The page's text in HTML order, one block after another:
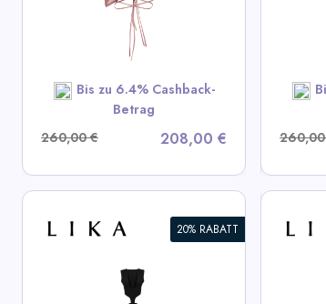
Bis zu 6.4% Cashback-
Betrag
260,00 €
208,00 €
View All LIKA Deals
20% RABATT
Kurz Bordeaux Hemd